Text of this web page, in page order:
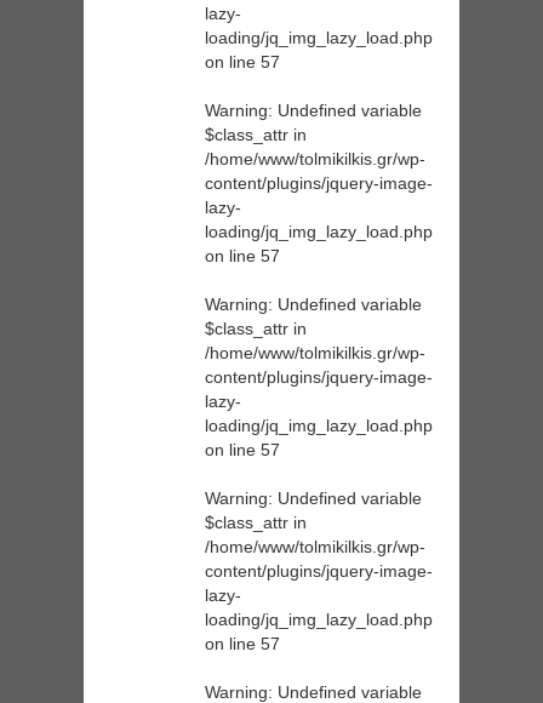
lazy-
loading/jq_img_lazy_load.php
on line 57
Warning: Undefined variable
$class_attr in
/home/www/tolmikilkis.gr/wp-
content/plugins/jquery-image-
lazy-
loading/jq_img_lazy_load.php
on line 57
Warning: Undefined variable
$class_attr in
/home/www/tolmikilkis.gr/wp-
content/plugins/jquery-image-
lazy-
loading/jq_img_lazy_load.php
on line 57
Warning: Undefined variable
$class_attr in
/home/www/tolmikilkis.gr/wp-
content/plugins/jquery-image-
lazy-
loading/jq_img_lazy_load.php
on line 57
Warning: Undefined variable